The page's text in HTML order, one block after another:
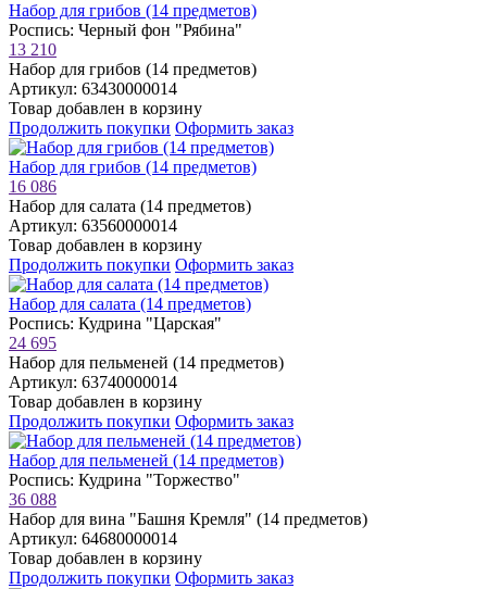
Набор для грибов (14 предметов)
Роспись: Черный фон "Рябина"
13 210
Набор для грибов (14 предметов)
Артикул: 63430000014
Товар добавлен в корзину
Продолжить покупки Оформить заказ
Набор для грибов (14 предметов)
16 086
Набор для салата (14 предметов)
Артикул: 63560000014
Товар добавлен в корзину
Продолжить покупки Оформить заказ
Набор для салата (14 предметов)
Роспись: Кудрина "Царская"
24 695
Набор для пельменей (14 предметов)
Артикул: 63740000014
Товар добавлен в корзину
Продолжить покупки Оформить заказ
Набор для пельменей (14 предметов)
Роспись: Кудрина "Торжество"
36 088
Набор для вина "Башня Кремля" (14 предметов)
Артикул: 64680000014
Товар добавлен в корзину
Продолжить покупки Оформить заказ